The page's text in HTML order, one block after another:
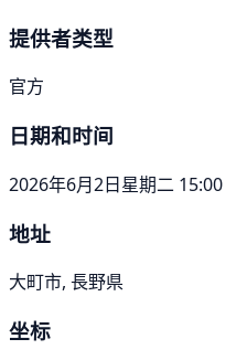
提供者类型
官方
日期和时间
2026年6月2日星期二 15:00
地址
大町市, 長野県
坐标